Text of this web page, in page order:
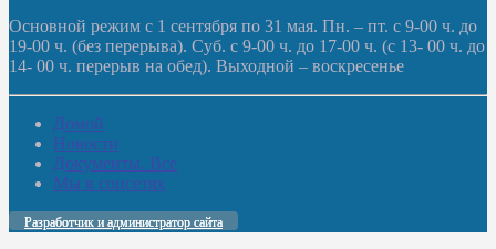
Основной режим с 1 сентября по 31 мая. Пн. – пт. с 9-00 ч. до
19-00 ч. (без перерыва). Суб. с 9-00 ч. до 17-00 ч. (с 13- 00 ч. до
14- 00 ч. перерыв на обед). Выходной – воскресенье
Домой
Новости
Документы. Все
Мы в соцсетях
Разработчик и администратор сайта